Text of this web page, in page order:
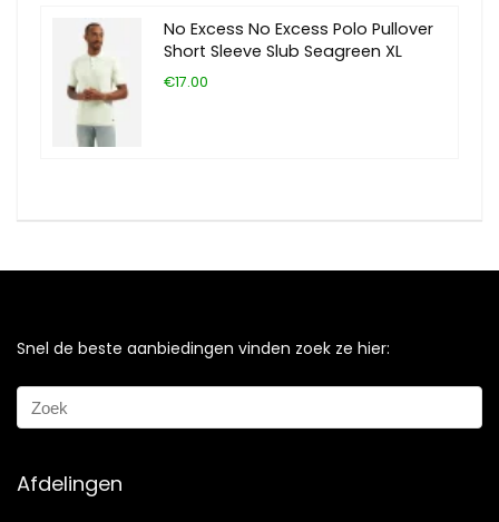
No Excess No Excess Polo Pullover
Short Sleeve Slub Seagreen XL
€17.00
Snel de beste aanbiedingen vinden zoek ze hier:
Afdelingen